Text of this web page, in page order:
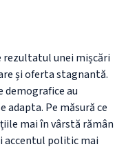
rezultatul unei mișcări
și oferta stagnantă.
demografice au
adapta. Pe măsură ce
mai în vârstă rămân
accentul politic mai